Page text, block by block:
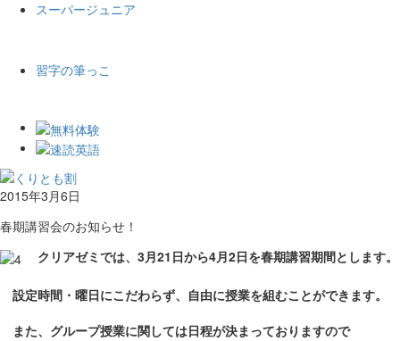
スーパージュニア
習字の筆っこ
2015年3月6日
春期講習会のお知らせ！
クリアゼミでは、3月21日から4月2日を春期講習期間とします。
設定時間・曜日にこだわらず、自由に授業を組むことができます。
また、グループ授業に関しては日程が決まっておりますので